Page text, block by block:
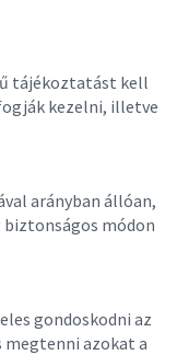
tájékoztatást kell
kezelni, illetve
arányban állóan,
biztonságos módon
gondoskodni az
azokat a